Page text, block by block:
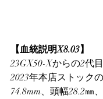
【血統説明X8.03】
23GX50-Xからの2代
2023年本店ストック
74.8mm、頭幅28.2㎜